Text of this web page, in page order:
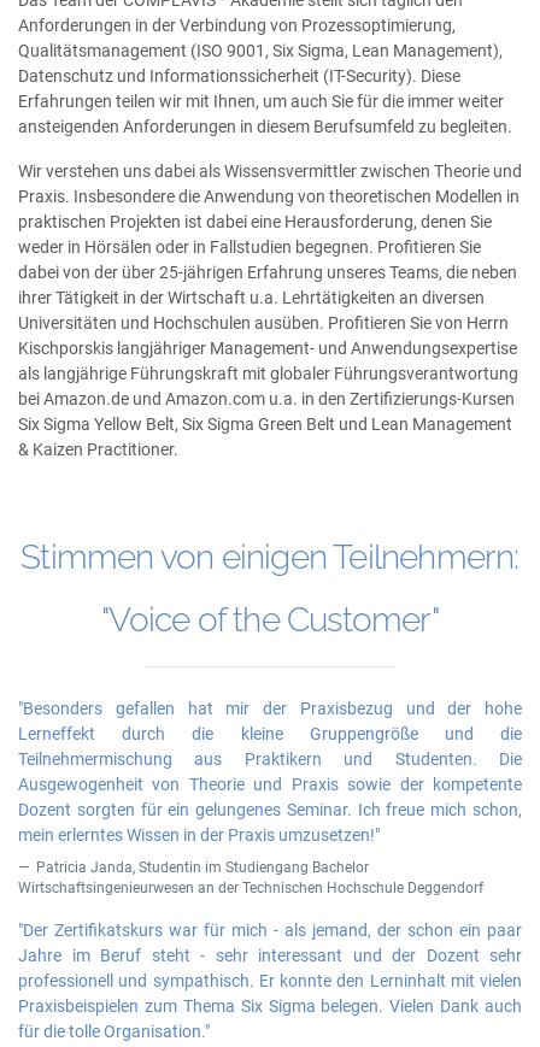
Anforderungen in der Verbindung von Prozessoptimierung,
Qualitätsmanagement (ISO 9001, Six Sigma, Lean Management),
Datenschutz und Informationssicherheit (IT-Security). Diese
Erfahrungen teilen wir mit Ihnen, um auch Sie für die immer weiter
ansteigenden Anforderungen in diesem Berufsumfeld zu begleiten.
Wir verstehen uns dabei als Wissensvermittler zwischen Theorie und
Praxis. Insbesondere die Anwendung von theoretischen Modellen in
praktischen Projekten ist dabei eine Herausforderung, denen Sie
weder in Hörsälen oder in Fallstudien begegnen. Profitieren Sie
dabei von der über 25-jährigen Erfahrung unseres Teams, die neben
ihrer Tätigkeit in der Wirtschaft u.a. Lehrtätigkeiten an diversen
Universitäten und Hochschulen ausüben. Profitieren Sie von Herrn
Kischporskis langjähriger Management- und Anwendungsexpertise
als langjährige Führungskraft mit globaler Führungsverantwortung
bei Amazon.de und Amazon.com u.a. in den Zertifizierungs-Kursen
Six Sigma Yellow Belt, Six Sigma Green Belt und Lean Management
& Kaizen Practitioner.
Stimmen von einigen Teilnehmern:
"Voice of the Customer"
"Besonders gefallen hat mir der Praxisbezug und der hohe
Lerneffekt durch die kleine Gruppengröße und die
Teilnehmermischung aus Praktikern und Studenten. Die
Ausgewogenheit von Theorie und Praxis sowie der kompetente
Dozent sorgten für ein gelungenes Seminar. Ich freue mich schon,
mein erlerntes Wissen in der Praxis umzusetzen!"
Patricia Janda, Studentin im Studiengang Bachelor
Wirtschaftsingenieurwesen an der Technischen Hochschule Deggendorf
"Der Zertifikatskurs war für mich - als jemand, der schon ein paar
Jahre im Beruf steht - sehr interessant und der Dozent sehr
professionell und sympathisch. Er konnte den Lerninhalt mit vielen
Praxisbeispielen zum Thema Six Sigma belegen. Vielen Dank auch
für die tolle Organisation."